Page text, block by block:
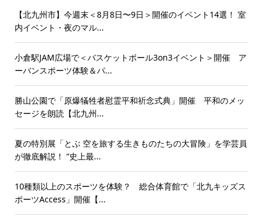
【北九州市】今週末＜8月8日〜9日＞開催のイベント14選！ 室
内イベント・夜のマル...
小倉駅JAM広場で＜バスケットボール3on3イベント＞開催 ア
ーバンスポーツ体験＆パ...
勝山公園で「原爆犠牲者慰霊平和祈念式典」開催 平和のメッ
セージを朗読【北九州...
夏の特別展「とぶ 空を旅する生きものたちの大冒険」を学芸員
が徹底解説！ “史上最...
10種類以上のスポーツを体験？ 総合体育館で「北九キッズス
ポーツAccess」開催【...